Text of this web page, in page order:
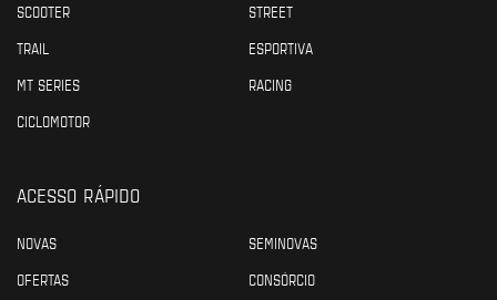
SCOOTER
STREET
TRAIL
ESPORTIVA
MT SERIES
RACING
CICLOMOTOR
ACESSO RÁPIDO
NOVAS
SEMINOVAS
OFERTAS
CONSÓRCIO